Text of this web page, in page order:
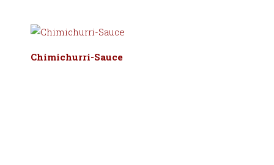
Chimichurri-Sauce